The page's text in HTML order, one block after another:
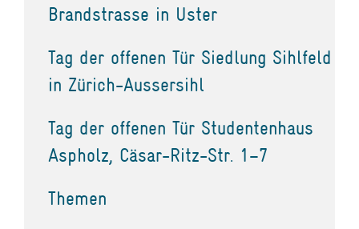
Brandstrasse in Uster
Tag der offenen Tür Siedlung Sihlfeld
in Zürich-Aussersihl
Tag der offenen Tür Studentenhaus
Aspholz, Cäsar-Ritz-Str. 1–7
Themen